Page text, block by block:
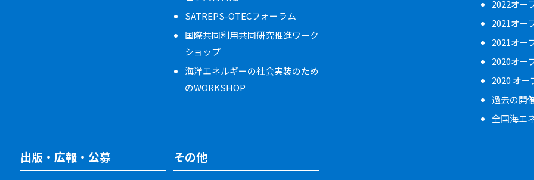
SATREPS-OTECフォーラム
国際共同利用共同研究推進ワーク
ショップ
海洋エネルギーの社会実装のため
のWORKSHOP
2022オー
2021オ
2021オー
2020オ
2020 オー
過去の開
全国海エ
出版・広報・公募 その他